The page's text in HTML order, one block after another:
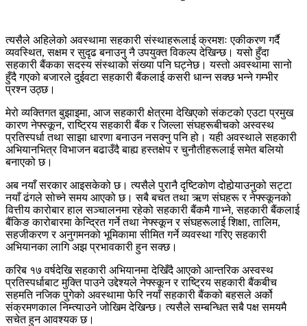
त्यसैले अहिलेको अवस्थामा सहकारी संस्थाहरूलाई क्रमशः एकीकरण गर्दै
व्यवस्थित, सक्षम र सुदृढ बनाउनु नै उपयुक्त विकल्प देखिन्छ। यसो हुँदा
सहकारी बैंकका सदस्य संस्थाको संख्या पनि घट्नेछ। यस्तो अवस्थामा सानो
हुँदै गएको बजारले दुईवटा सहकारी बैंकलाई कसरी धान्न सक्छ भन्ने गम्भीर
प्रश्न उठ्छ।
मेरो व्यक्तिगत बुझाइमा, आज सहकारी क्षेत्रमा देखिएको संकटको एउटा प्रमुख
कारण नेफ्स्कून, राष्ट्रिय सहकारी बैंक र जिल्ला संघहरूबीचको अस्वस्थ
प्रतिस्पर्धा तथा साझा धारणा बनाउन नसक्नु पनि हो। यही अवस्थाले सहकारी
अभियानभित्र विभाजन बढाउँदै बाह्य हस्तक्षेप र चुनौतीहरूलाई समेत बलियो
बनाएको छ।
अब नयाँ सरकार आइसकेको छ। त्यसैले पुरानै दृष्टिकोण दोहोर्‍याउनुको सट्टा
नयाँ ढंगले सोच्ने समय आएको छ। सबै बचत तथा ऋण संघहरू र नेफ्स्कूनको
वित्तीय कारोबार हाल सञ्चालनमा रहेको सहकारी बैंकमै गाभ्ने, सहकारी बैंकलाई
बैंकिङ कारोबारमा केन्द्रित गर्ने तथा नेफ्स्कून र संघहरूलाई शिक्षा, तालिम,
सहजीकरण र अनुगमनको भूमिकामा सीमित गर्ने व्यवस्था गरिए सहकारी
अभियानका लागि अझ प्रभावकारी हुन सक्छ।
करिब १७ वर्षदेखि सहकारी अभियानमा देखिँदै आएको आन्तरिक अस्वस्थ
प्रतिस्पर्धाबाट मुक्ति पाउने उद्देश्यले नेफ्स्कून र राष्ट्रिय सहकारी बैंकबीच
सहमति नजिक पुगेको अवस्थामा फेरि नयाँ सहकारी बैंकको बहसले अर्को
संक्रमणकाल निम्त्याउने जोखिम देखिन्छ। त्यसैले सम्बन्धित सबै पक्ष समयमै
सचेत हुन आवश्यक छ।